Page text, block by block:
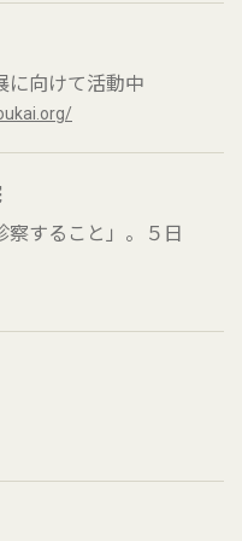
に向けて活動中
察すること」。５日